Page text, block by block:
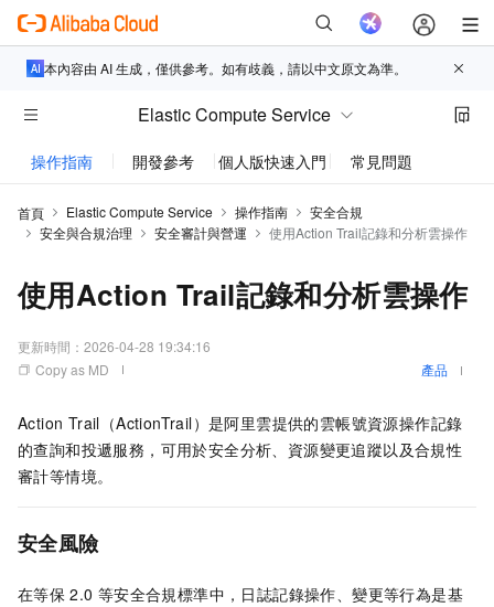
本內容由 AI 生成，僅供參考。如有歧義，請以中文原文為準。
Elastic Compute Service
操作指南 開發參考 個人版快速入門 常見問題
首頁 Elastic Compute Service 操作指南
安全合規
安全與合規治理
安全審計與營運 使用Action Trail記錄和分析雲操作
使用Action Trail記錄和分析雲操作
更新時間： 2026-04-28 19:34:16
Copy as MD
產品
Action Trail（ActionTrail）是阿里雲提供的雲帳號資源操作記錄
的查詢和投遞服務，可用於安全分析、資源變更追蹤以及合規性
審計等情境。
安全風險
在等保 2.0 等安全合規標準中，日誌記錄操作、變更等行為是基